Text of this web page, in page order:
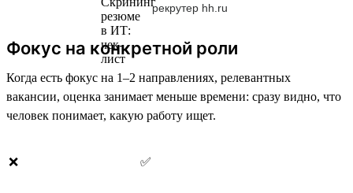
рекрутер hh.ru
Фокус на конкретной роли
Когда есть фокус на 1–2 направлениях, релевантных
вакансии, оценка занимает меньше времени: сразу видно, что
человек понимает, какую работу ищет.
❌ ✅